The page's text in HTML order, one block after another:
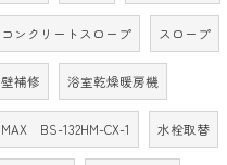
コンクリートスロープ スロープ
壁補修 浴室乾燥暖房機
MAX BS-132HM-CX-1 水栓取替